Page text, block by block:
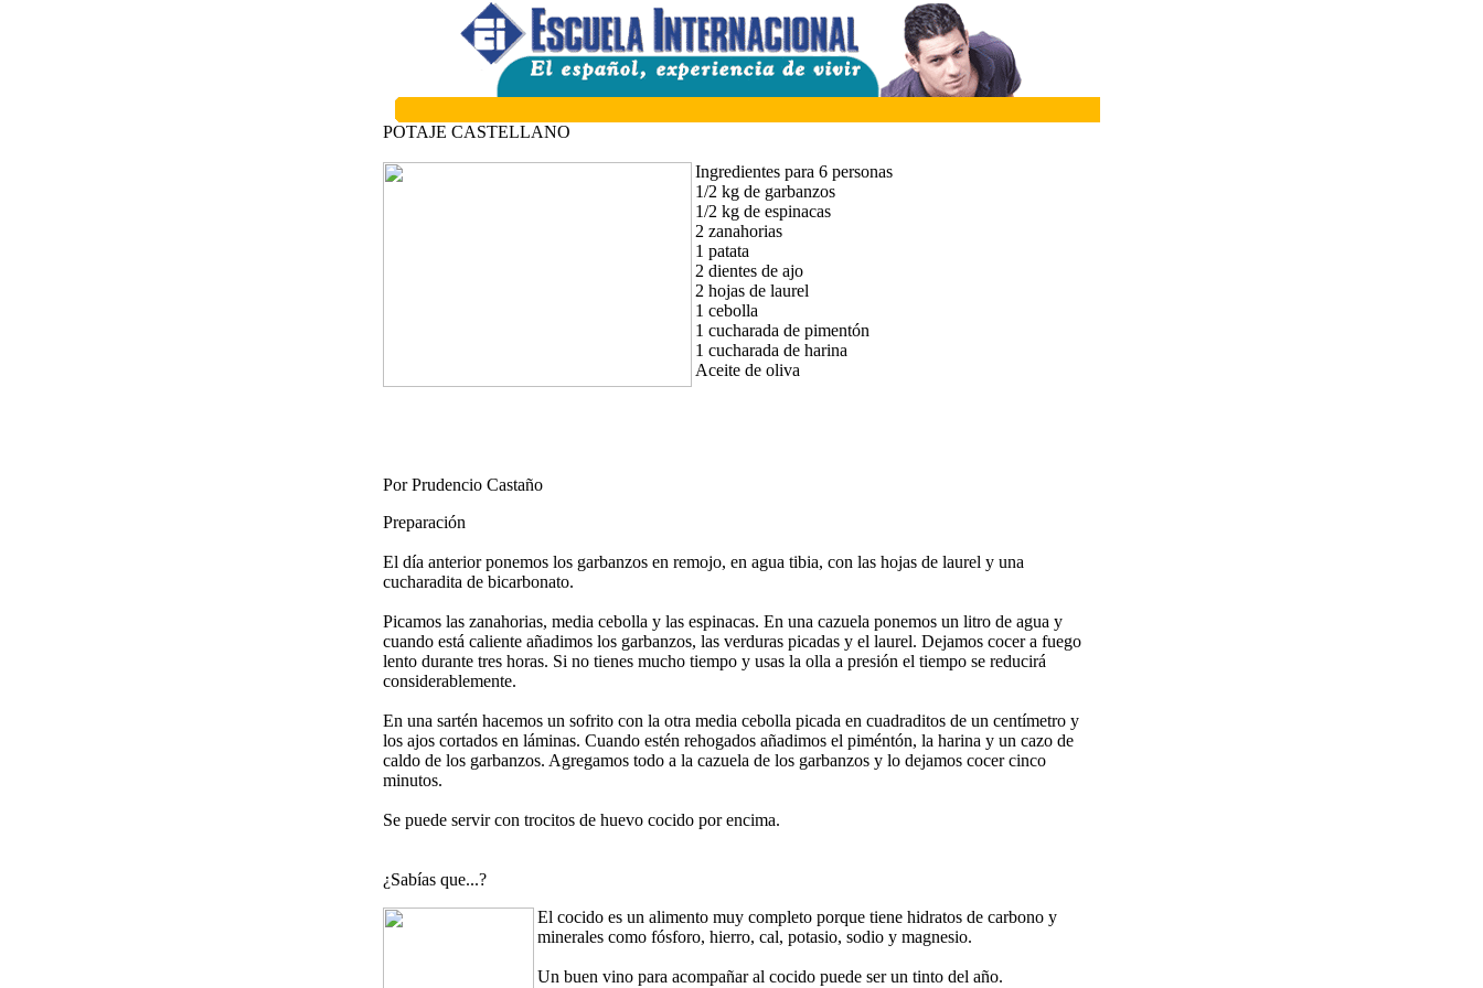
POTAJE CASTELLANO
Ingredientes para 6 personas
1/2 kg de garbanzos
1/2 kg de espinacas
2 zanahorias
1 patata
2 dientes de ajo
2 hojas de laurel
1 cebolla
1 cucharada de pimentón
1 cucharada de harina
Aceite de oliva
Por Prudencio Castaño
Preparación
El día anterior ponemos los garbanzos en remojo, en agua tibia, con las hojas de laurel y una
cucharadita de bicarbonato.
Picamos las zanahorias, media cebolla y las espinacas. En una cazuela ponemos un litro de agua y
cuando está caliente añadimos los garbanzos, las verduras picadas y el laurel. Dejamos cocer a fuego
lento durante tres horas. Si no tienes mucho tiempo y usas la olla a presión el tiempo se reducirá
considerablemente.
En una sartén hacemos un sofrito con la otra media cebolla picada en cuadraditos de un centímetro y
los ajos cortados en láminas. Cuando estén rehogados añadimos el piméntón, la harina y un cazo de
caldo de los garbanzos. Agregamos todo a la cazuela de los garbanzos y lo dejamos cocer cinco
minutos.
Se puede servir con trocitos de huevo cocido por encima.
¿Sabías que...?
El cocido es un alimento muy completo porque tiene hidratos de carbono y
minerales como fósforo, hierro, cal, potasio, sodio y magnesio.
Un buen vino para acompañar al cocido puede ser un tinto del año.